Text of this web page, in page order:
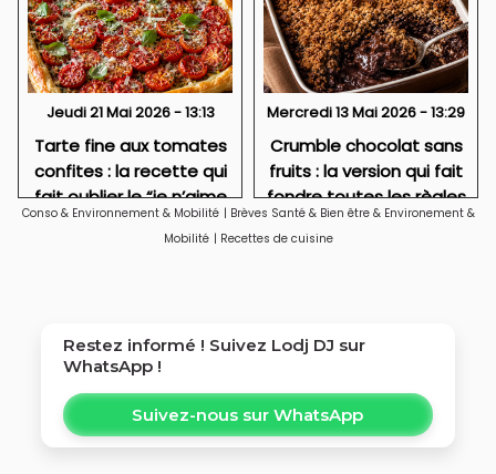
Jeudi 21 Mai 2026 - 13:13
Tarte fine aux tomates
confites : la recette qui
fait oublier le “je n’aime
pas le vert”
Mercredi 13 Mai 2026 - 13:29
Crumble chocolat sans
fruits : la version qui fait
fondre toutes les règles
Conso & Environnement & Mobilité | Brèves Santé & Bien être & Environement &
Mobilité | Recettes de cuisine
Restez informé ! Suivez Lodj DJ sur
WhatsApp !
Suivez-nous sur WhatsApp